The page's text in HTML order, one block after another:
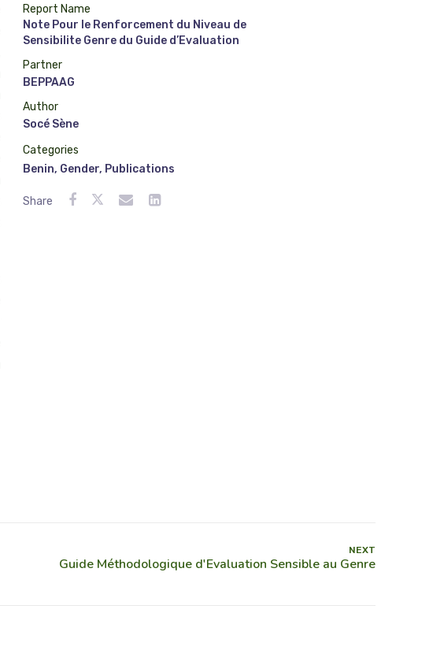
Report Name
Note Pour le Renforcement du Niveau de
Sensibilite Genre du Guide d’Evaluation
Partner
BEPPAAG
Author
Socé Sène
Categories
Benin, Gender, Publications
Share
NEXT